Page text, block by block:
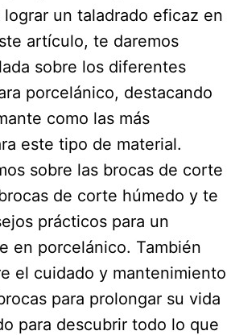
un taladrado eficaz en
artículo, te daremos
sobre los diferentes
porcelánico, destacando
como las más
este tipo de material.
sobre las brocas de corte
de corte húmedo y te
prácticos para un
en porcelánico. También
el cuidado y mantenimiento
para prolongar su vida
para descubrir todo lo que